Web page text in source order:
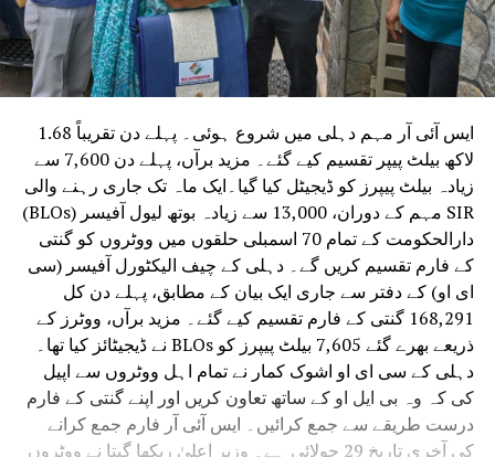
ایس آئی آر مہم دہلی میں شروع ہوئی۔ پہلے دن تقریباً 1.68
لاکھ بیلٹ پیپر تقسیم کیے گئے۔ مزید برآں، پہلے دن 7,600 سے
زیادہ بیلٹ پیپرز کو ڈیجیٹل کیا گیا۔ایک ماہ تک جاری رہنے والی
SIR مہم کے دوران، 13,000 سے زیادہ بوتھ لیول آفیسر (BLOs)
دارالحکومت کے تمام 70 اسمبلی حلقوں میں ووٹروں کو گنتی
کے فارم تقسیم کریں گے۔ دہلی کے چیف الیکٹورل آفیسر (سی
ای او) کے دفتر سے جاری ایک بیان کے مطابق، پہلے دن کل
168,291 گنتی کے فارم تقسیم کیے گئے۔ مزید برآں، ووٹرز کے
ذریعے بھرے گئے 7,605 بیلٹ پیپرز کو BLOs نے ڈیجیٹائز کیا تھا۔
دہلی کے سی ای او اشوک کمار نے تمام اہل ووٹروں سے اپیل
کی کہ وہ بی ایل او کے ساتھ تعاون کریں اور اپنے گنتی کے فارم
درست طریقے سے جمع کرائیں۔ ایس آئی آر فارم جمع کرانے
کی آخری تاریخ 29 جولائی ہے۔ وزیر اعلیٰ ریکھا گپتا نے ووٹروں